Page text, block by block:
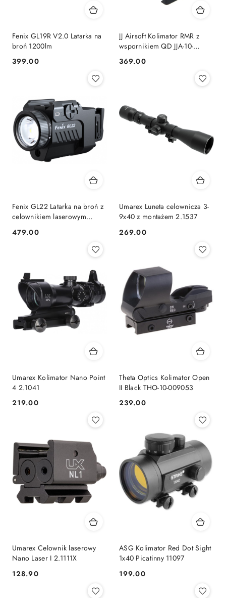
Fenix GL19R V2.0 Latarka na
broń 1200lm
Cena:
399.00
JJ Airsoft Kolimator RMR z
wspornikiem QD JJA-10-
Cena:
369.00
Fenix GL22 Latarka na broń z
celownikiem laserowym
Cena:
479.00
Umarex Luneta celownicza 3-
9x40 z montażem 2.1537
Cena:
269.00
Umarex Kolimator Nano Point
4 2.1041
Cena:
219.00
Theta Optics Kolimator Open
II Black THO-10-009053
Cena:
239.00
Umarex Celownik laserowy
Nano Laser I 2.1111X
Cena:
128.90
ASG Kolimator Red Dot Sight
1x40 Picatinny 11097
Cena:
199.00